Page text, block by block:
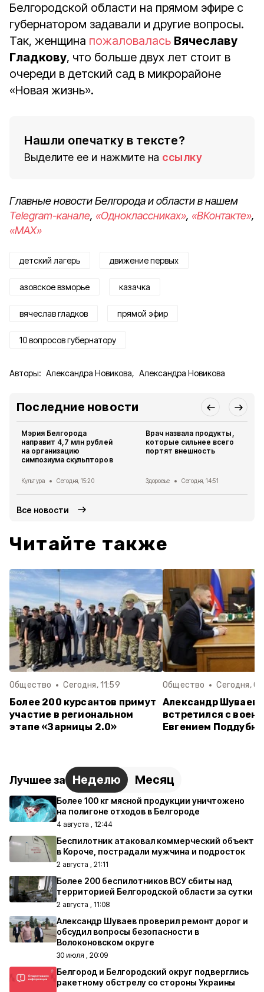
Белгородской области на прямом эфире с
губернатором задавали и другие вопросы.
Так, женщина пожаловалась Вячеславу
Гладкову, что больше двух лет стоит в
очереди в детский сад в микрорайоне
«Новая жизнь».
Нашли опечатку в тексте?
Выделите ее и нажмите на ссылку
Главные новости Белгорода и области в нашем
Telegram-канале, «Одноклассниках», «ВКонтакте»,
«MAX»
детский лагерь движение первых
азовское взморье казачка
вячеслав гладков прямой эфир
10 вопросов губернатору
Авторы: Александра Новикова, Александра Новикова
Последние новости
Мэрия Белгорода
направит 4,7 млн рублей
на организацию
симпозиума скульпторов
Культура Сегодня, 15:20
Врач назвала продукты,
которые сильнее всего
портят внешность
Здоровье Сегодня, 14:51
Все новости
Читайте также
Общество Сегодня, 11:59
Более 200 курсантов примут
участие в региональном
этапе «Зарницы 2.0»
Общество Сегодня,
Александр Шуваев
встретился с
Евгением
Лучшее за Неделю Месяц
Более 100 кг мясной продукции уничтожено
на полигоне отходов в Белгороде
4 августа , 12:44
Беспилотник атаковал коммерческий объект
в Короче, пострадали мужчина и подросток
2 августа , 21:11
Более 200 беспилотников ВСУ сбиты над
территорией Белгородской области за сутки
2 августа , 11:08
Александр Шуваев проверил ремонт дорог и
обсудил вопросы безопасности в
Волоконовском округе
30 июля , 20:09
Белгород и Белгородский округ подверглись
ракетному обстрелу со стороны Украины